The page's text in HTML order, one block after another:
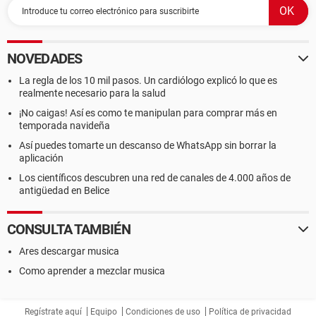
NOVEDADES
La regla de los 10 mil pasos. Un cardiólogo explicó lo que es
realmente necesario para la salud
¡No caigas! Así es como te manipulan para comprar más en
temporada navideña
Así puedes tomarte un descanso de WhatsApp sin borrar la
aplicación
Los científicos descubren una red de canales de 4.000 años de
antigüedad en Belice
CONSULTA TAMBIÉN
Ares descargar musica
Como aprender a mezclar musica
Regístrate aquí Equipo Condiciones de uso Política de privacidad